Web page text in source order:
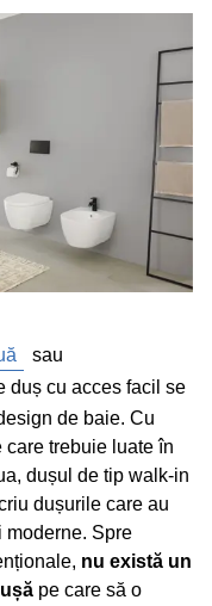
băii
sau
duș cu acces facil se
de baie. Cu
care trebuie luate în
dușul de tip walk-in
dușurile care au
moderne. Spre
nu există un
pe care să o